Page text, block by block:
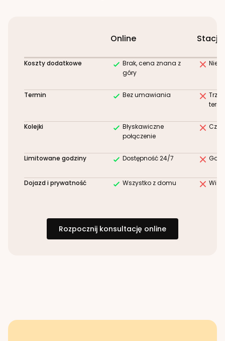
Online
Koszty dodatkowe
Brak, cena znana z
góry
Termin Bez umawiania
Kolejki
Błyskawiczne
połączenie
Limitowane godziny Dostępność 24/7
Dojazd i prywatność Wszystko z domu
Rozpocznij konsultację online